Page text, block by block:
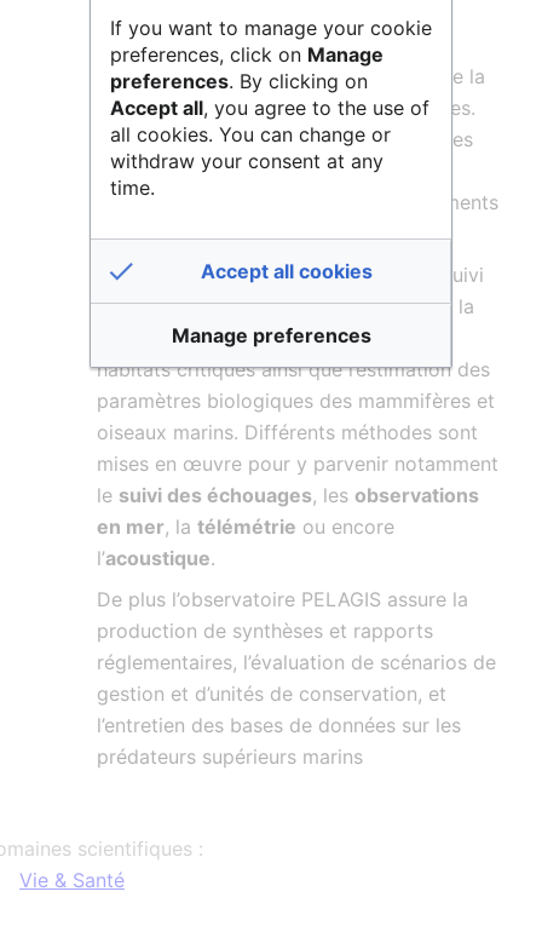
d’observation et d’expertise sur la
conservation des populations de
mammifères et oiseaux marins ainsi que la
gestion des bases de données associées.
L’unité repose sur cinq bases de données
démographiques, spatialisées et
biologiques et une banque de prélèvements
biologiques.
Les principales actions concernent le suivi
de l’abondanceet de ladémographie, la
détermination de ladistribution
habitats critiques ainsi que l’estimation des
paramètres biologiques des mammifères et
oiseaux marins. Différents méthodes sont
mises en œuvre pour y parvenir notamment
le suivi des échouages, les observations
en mer, la télémétrie ou encore
l’acoustique.
De plus l’observatoire PELAGIS assure la
production de synthèses et rapports
réglementaires, l’évaluation de scénarios de
gestion et d’unités de conservation, et
l’entretien des bases de données sur les
prédateurs supérieurs marins
scientifiques :
Vie & Santé
If you want to manage your cookie
preferences, click on Manage
preferences. By clicking on
Accept all, you agree to the use of
all cookies. You can change or
withdraw your consent at any
time.
Accept all cookies
Manage preferences